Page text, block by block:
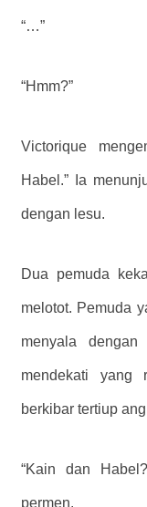
“…”
“Hmm?”
Victorique
Habel.” Ia
dengan lesu.
Dua pemuda
melotot. Pemuda
menyala
mendekati yang
berkibar tertiup
“Kain dan
permen.